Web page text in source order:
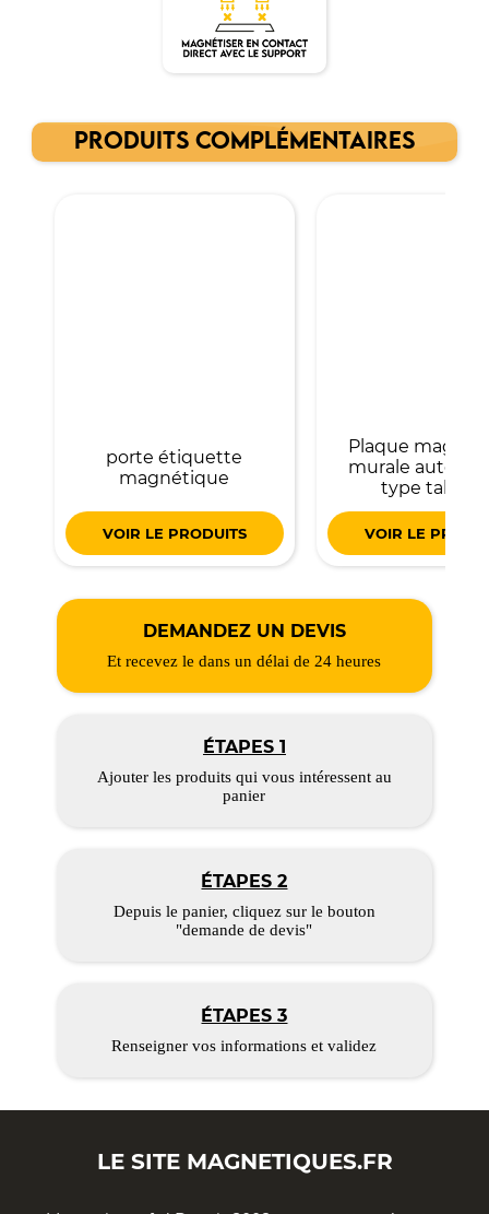
PRODUITS COMPLÉMENTAIRES
porte étiquette
magnétique
VOIR LE PRODUITS
Plaque
murale
type
VOIR LE
DEMANDEZ UN DEVIS
Et recevez le dans un délai de 24 heures
ÉTAPES 1
Ajouter les produits qui vous intéressent au
panier
ÉTAPES 2
Depuis le panier, cliquez sur le bouton
"demande de devis"
ÉTAPES 3
Renseigner vos informations et validez
LE SITE MAGNETIQUES.FR